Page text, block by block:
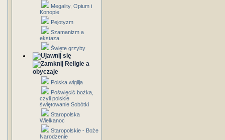
Megality, Opium i
Konopie
Pejotyzm
Szamanizm a
ekstaza
Święte grzyby
Religie a
obyczaje
Polska wigilja
Poświęcić bożka,
czyli polskie
świętowanie Sobótki
Staropolska
Wielkanoc
Staropolskie - Boże
Narodzenie